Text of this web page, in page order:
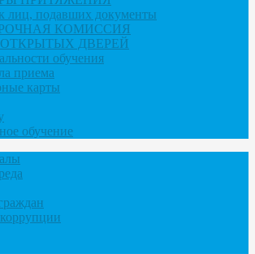
лиц, подавших документы
КОМИССИЯ
ОТКРЫТЫХ ДВЕРЕЙ
обучения
приема
карты
обучение